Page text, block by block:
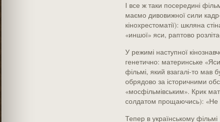
І все ж таки посередині
маємо дивовижної сили
кінохрестоматії): шкляна
«иншої» яси, раптово
У режимі наступної
генетично: материнське
фільмі, який взагалі-то мав
обрядово за історичними
«мосфільмівським». Крик
солдатом прощаючись):
Тепер в українському